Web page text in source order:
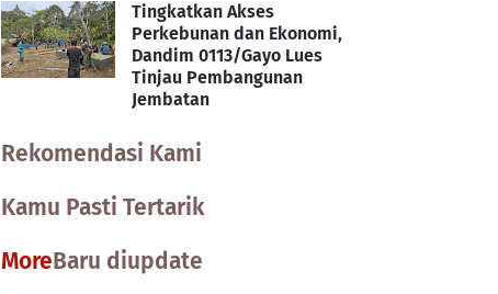
Tingkatkan Akses
Perkebunan dan Ekonomi,
Dandim 0113/Gayo Lues
Tinjau Pembangunan
Jembatan
Rekomendasi Kami
Kamu Pasti Tertarik
MoreBaru diupdate